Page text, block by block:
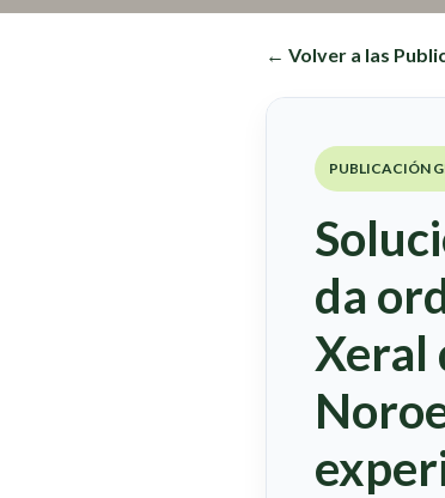
← Volver a las
PUBLICACIÓN
da
Xeral